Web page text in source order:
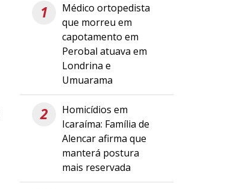
1
Médico ortopedista
que morreu em
capotamento em
Perobal atuava em
Londrina e
Umuarama
2
Homicídios em
Icaraíma: Família de
Alencar afirma que
manterá postura
mais reservada